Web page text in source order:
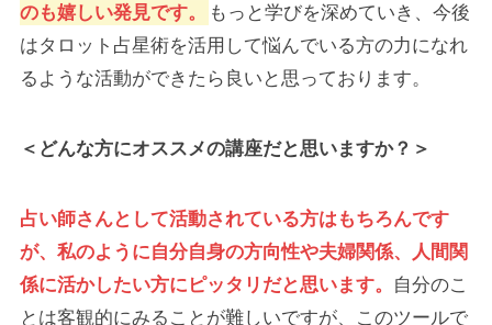
のも嬉しい発見です。
もっと学びを深めていき、今後
はタロット占星術を活用して悩んでいる方の力になれ
るような活動ができたら良いと思っております。
＜どんな方にオススメの講座だと思いますか？＞
占い師さんとして活動されている方はもちろんです
が、私のように自分自身の方向性や夫婦関係、人間関
係に活かしたい方にピッタリだと思います。
自分のこ
とは客観的にみることが難しいですが、このツールで